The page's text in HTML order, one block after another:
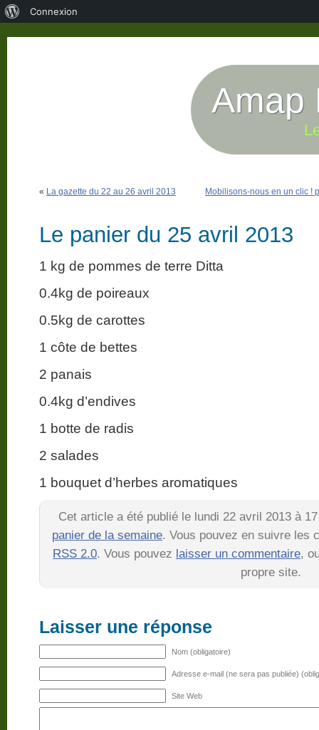
Amap
« La gazette du 22 au 26 avril 2013 Mobilisons-nous en un clic !
Le panier du 25 avril 2013
1 kg de pommes de terre Ditta
0.4kg de poireaux
0.5kg de carottes
1 côte de bettes
2 panais
0.4kg d’endives
1 botte de radis
2 salades
1 bouquet d’herbes aromatiques
Cet article a été publié le lundi 22 avril 2013 à
panier de la semaine. Vous pouvez en suivre les
RSS 2.0. Vous pouvez laisser un commentaire,
propre site.
Laisser une réponse
Nom (obligatoire)
Adresse e-mail (ne sera pas publiée)
Site Web
Connexion